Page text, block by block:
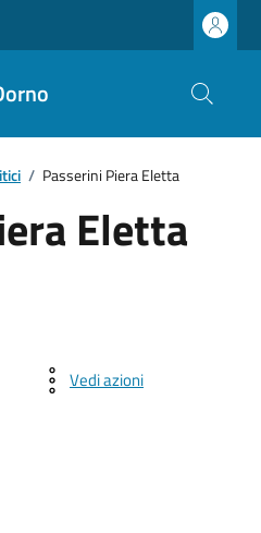
/ Passerini Piera Eletta
Eletta
Vedi azioni